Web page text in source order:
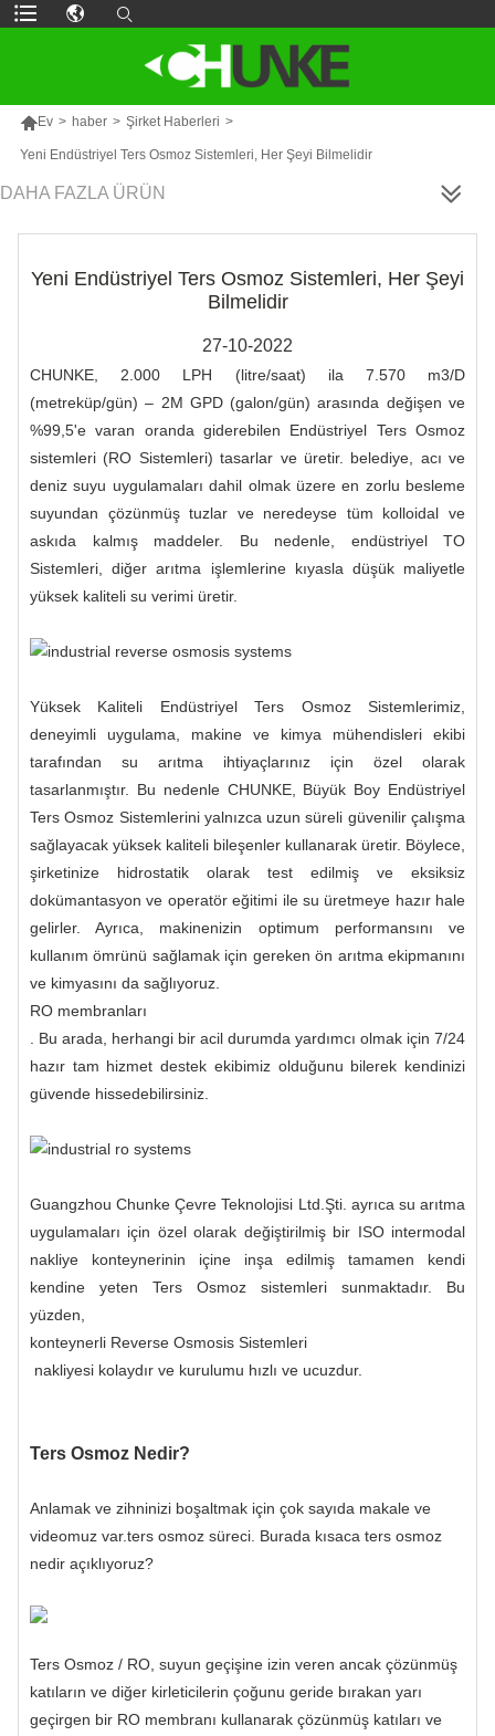
Ev > haber > Şirket Haberleri >
Yeni Endüstriyel Ters Osmoz Sistemleri, Her Şeyi Bilmelidir
DAHA FAZLA ÜRÜN
Yeni Endüstriyel Ters Osmoz Sistemleri, Her Şeyi
Bilmelidir
27-10-2022
CHUNKE, 2.000 LPH (litre/saat) ila 7.570 m3/D
(metreküp/gün) – 2M GPD (galon/gün) arasında değişen ve
%99,5'e varan oranda giderebilen Endüstriyel Ters Osmoz
sistemleri (RO Sistemleri) tasarlar ve üretir. belediye, acı ve
deniz suyu uygulamaları dahil olmak üzere en zorlu besleme
suyundan çözünmüş tuzlar ve neredeyse tüm kolloidal ve
askıda kalmış maddeler. Bu nedenle, endüstriyel TO
Sistemleri, diğer arıtma işlemlerine kıyasla düşük maliyetle
yüksek kaliteli su verimi üretir.
Yüksek Kaliteli Endüstriyel Ters Osmoz Sistemlerimiz,
deneyimli uygulama, makine ve kimya mühendisleri ekibi
tarafından su arıtma ihtiyaçlarınız için özel olarak
tasarlanmıştır. Bu nedenle CHUNKE, Büyük Boy Endüstriyel
Ters Osmoz Sistemlerini yalnızca uzun süreli güvenilir çalışma
sağlayacak yüksek kaliteli bileşenler kullanarak üretir. Böylece,
şirketinize hidrostatik olarak test edilmiş ve eksiksiz
dokümantasyon ve operatör eğitimi ile su üretmeye hazır hale
gelirler. Ayrıca, makinenizin optimum performansını ve
kullanım ömrünü sağlamak için gereken ön arıtma ekipmanını
ve kimyasını da sağlıyoruz.
RO membranları
. Bu arada, herhangi bir acil durumda yardımcı olmak için 7/24
hazır tam hizmet destek ekibimiz olduğunu bilerek kendinizi
güvende hissedebilirsiniz.
Guangzhou Chunke Çevre Teknolojisi Ltd.Şti. ayrıca su arıtma
uygulamaları için özel olarak değiştirilmiş bir ISO intermodal
nakliye konteynerinin içine inşa edilmiş tamamen kendi
kendine yeten Ters Osmoz sistemleri sunmaktadır. Bu
yüzden,
konteynerli Reverse Osmosis Sistemleri
nakliyesi kolaydır ve kurulumu hızlı ve ucuzdur.
Ters Osmoz Nedir?
Anlamak ve zihninizi boşaltmak için çok sayıda makale ve
videomuz var.ters osmoz süreci . Burada kısaca ters osmoz
nedir açıklıyoruz?
Ters Osmoz / RO, suyun geçişine izin veren ancak çözünmüş
katıların ve diğer kirleticilerin çoğunu geride bırakan yarı
geçirgen bir RO membranı kullanarak çözünmüş katıları ve